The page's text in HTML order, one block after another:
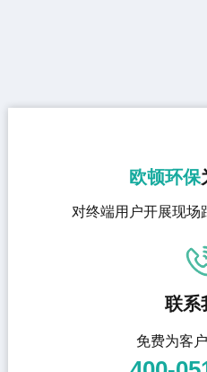
欧顿环保
对终端用户开展现场
联系
免费为客